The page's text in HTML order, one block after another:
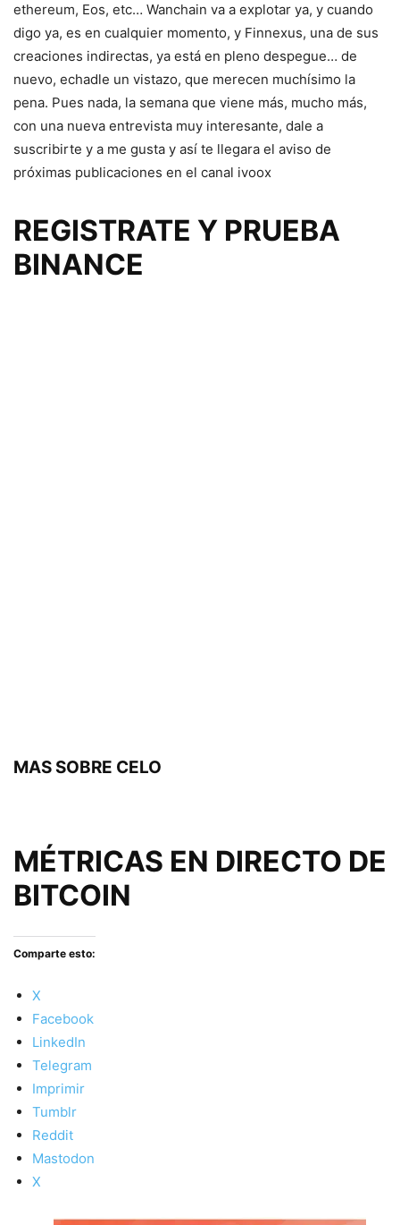
ethereum, Eos, etc… Wanchain va a explotar ya, y cuando
digo ya, es en cualquier momento, y Finnexus, una de sus
creaciones indirectas, ya está en pleno despegue… de
nuevo, echadle un vistazo, que merecen muchísimo la
pena. Pues nada, la semana que viene más, mucho más,
con una nueva entrevista muy interesante, dale a
suscribirte y a me gusta y así te llegara el aviso de
próximas publicaciones en el canal ivoox
REGISTRATE Y PRUEBA
BINANCE
MAS SOBRE CELO
MÉTRICAS EN DIRECTO DE
BITCOIN
Comparte esto:
X
Facebook
LinkedIn
Telegram
Imprimir
Tumblr
Reddit
Mastodon
X